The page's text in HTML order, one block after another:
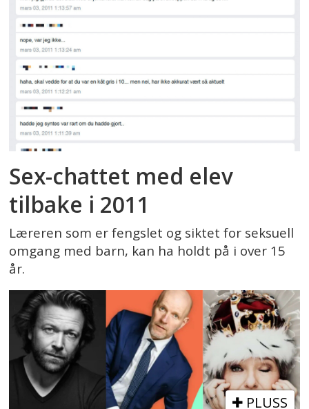
Sex-chattet med elev
tilbake i 2011
Læreren som er fengslet og siktet for seksuell
omgang med barn, kan ha holdt på i over 15
år.
PLUSS